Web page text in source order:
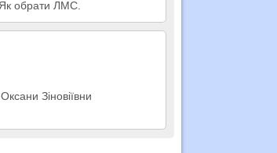
обрати ЛМС.
Зіновіївни